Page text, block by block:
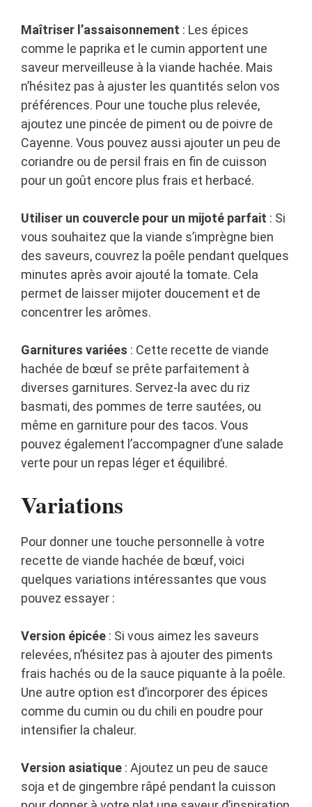
Maîtriser l’assaisonnement : Les épices
comme le paprika et le cumin apportent une
saveur merveilleuse à la viande hachée. Mais
n’hésitez pas à ajuster les quantités selon vos
préférences. Pour une touche plus relevée,
ajoutez une pincée de piment ou de poivre de
Cayenne. Vous pouvez aussi ajouter un peu de
coriandre ou de persil frais en fin de cuisson
pour un goût encore plus frais et herbacé.
Utiliser un couvercle pour un mijoté parfait : Si
vous souhaitez que la viande s’imprègne bien
des saveurs, couvrez la poêle pendant quelques
minutes après avoir ajouté la tomate. Cela
permet de laisser mijoter doucement et de
concentrer les arômes.
Garnitures variées : Cette recette de viande
hachée de bœuf se prête parfaitement à
diverses garnitures. Servez-la avec du riz
basmati, des pommes de terre sautées, ou
même en garniture pour des tacos. Vous
pouvez également l’accompagner d’une salade
verte pour un repas léger et équilibré.
Variations
Pour donner une touche personnelle à votre
recette de viande hachée de bœuf, voici
quelques variations intéressantes que vous
pouvez essayer :
Version épicée : Si vous aimez les saveurs
relevées, n’hésitez pas à ajouter des piments
frais hachés ou de la sauce piquante à la poêle.
Une autre option est d’incorporer des épices
comme du cumin ou du chili en poudre pour
intensifier la chaleur.
Version asiatique : Ajoutez un peu de sauce
soja et de gingembre râpé pendant la cuisson